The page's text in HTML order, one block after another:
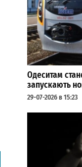
Одеситам
запускають
29-07-2026 в 15:23